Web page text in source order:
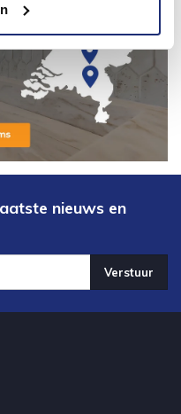
nieuws en
Verstuur